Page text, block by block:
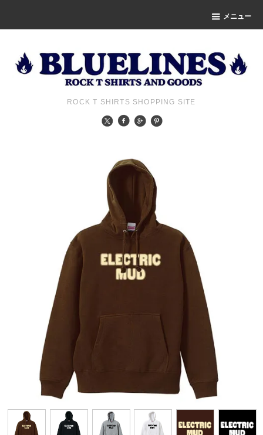
メニュー
ROCK T SHIRTS SHOPPING SITE